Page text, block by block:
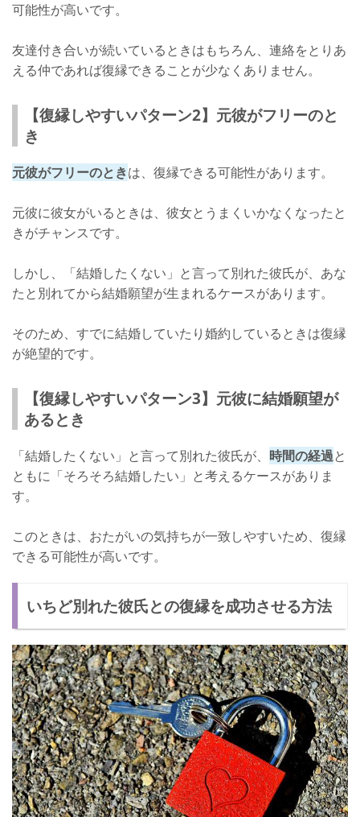
可能性が高いです。
友達付き合いが続いているときはもちろん、連絡をとりあ
える仲であれば復縁できることが少なくありません。
【復縁しやすいパターン2】元彼がフリーのと
き
元彼がフリーのときは、復縁できる可能性があります。
元彼に彼女がいるときは、彼女とうまくいかなくなったと
きがチャンスです。
しかし、「結婚したくない」と言って別れた彼氏が、あな
たと別れてから結婚願望が生まれるケースがあります。
そのため、すでに結婚していたり婚約しているときは復縁
が絶望的です。
【復縁しやすいパターン3】元彼に結婚願望が
あるとき
「結婚したくない」と言って別れた彼氏が、 時間の経過と
ともに「そろそろ結婚したい」と考えるケースがありま
す。
このときは、おたがいの気持ちが一致しやすいため、復縁
できる可能性が高いです。
いちど別れた彼氏との復縁を成功させる方法